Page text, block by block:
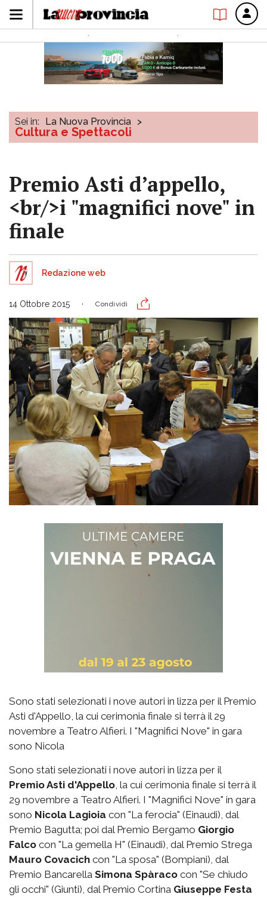
Sei in: La Nuova Provincia >
Cultura e Spettacoli
Premio Asti d’appello,
<br/>i "magnifici nove" in
finale
Redazione web
14 Ottobre 2015 Condividi
Sono stati selezionati i nove autori in lizza per il Premio
Asti d'Appello, la cui cerimonia finale si terrà il 29
novembre a Teatro Alfieri. I "Magnifici Nove" in gara
sono Nicola
Sono stati selezionati i nove autori in lizza per il
Premio Asti d'Appello , la cui cerimonia finale si terrà il
29 novembre a Teatro Alfieri. I "Magnifici Nove" in gara
sono Nicola Lagioia con "La ferocia" (Einaudi), dal
Premio Bagutta; poi dal Premio Bergamo Giorgio
Falco con "La gemella H" (Einaudi), dal Premio Strega
Mauro Covacich con "La sposa" (Bompiani), dal
Premio Bancarella Simona Spàraco con "Se chiudo
gli occhi" (Giunti), dal Premio Cortina Giuseppe Festa